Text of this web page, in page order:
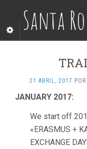
Santa
21 ABRIL, 2017 POR
JANUARY 2017:
We start off
«ERASMUS +
EXCHANGE